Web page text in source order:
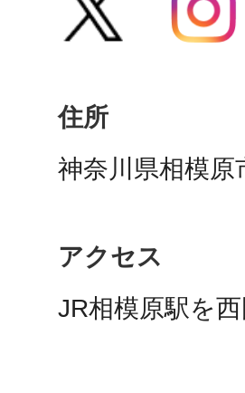
住所
神奈川県相模原
アクセス
JR相模原駅を